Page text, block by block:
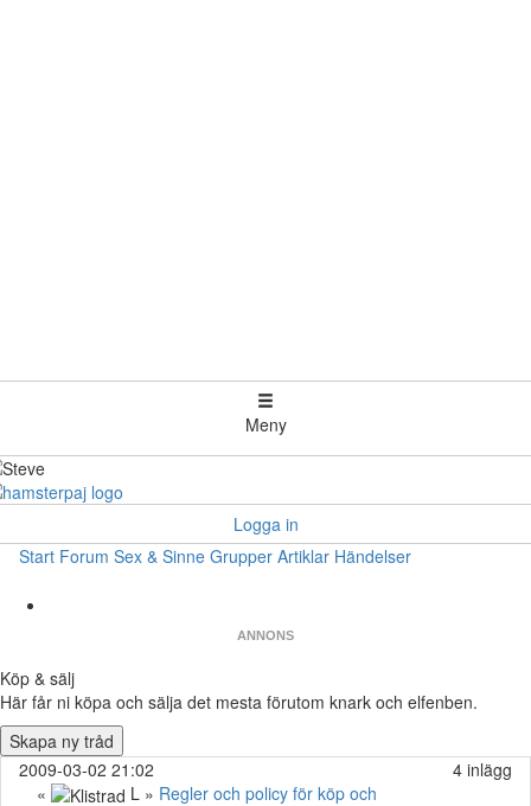
Meny
Logga in
Start Forum Sex & Sinne Grupper Artiklar Händelser
ANNONS
Köp & sälj
Här får ni köpa och sälja det mesta förutom knark och elfenben.
Skapa ny tråd
4 inlägg
2009-03-02 21:02
«
L » Regler och policy för köp och